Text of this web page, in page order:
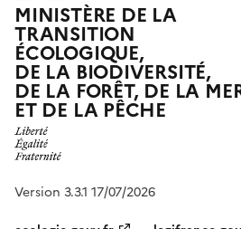
MINISTÈRE DE LA
TRANSITION
ÉCOLOGIQUE,
DE LA BIODIVERSITÉ,
DE LA FORÊT, DE LA
ET DE LA PÊCHE
Version 3.3.1 17/07/2026